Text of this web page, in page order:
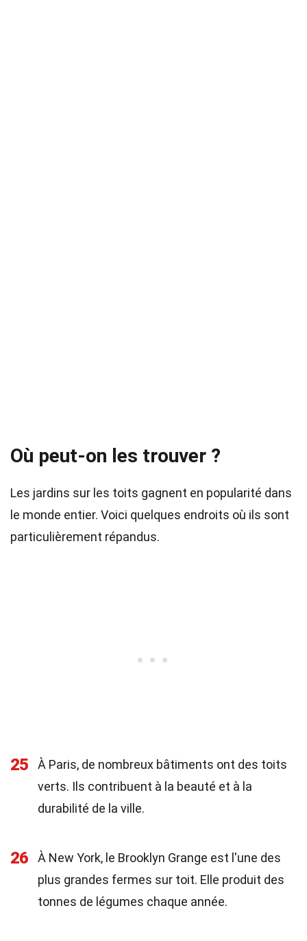
Où peut-on les trouver ?
Les jardins sur les toits gagnent en popularité dans
le monde entier. Voici quelques endroits où ils sont
particulièrement répandus.
25
À Paris, de nombreux bâtiments ont des toits
verts. Ils contribuent à la beauté et à la
durabilité de la ville.
26
À New York, le Brooklyn Grange est l'une des
plus grandes fermes sur toit. Elle produit des
tonnes de légumes chaque année.